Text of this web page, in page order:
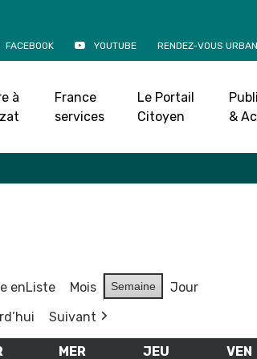
FACEBOOK YOUTUBE RENDEZ-VOUS
à
France
services
Le Portail
Citoyen
&
Accueil»Agenda
enListe Mois Semaine
Jour
Suivant
MARDI MER MERCREDIJEU VEN